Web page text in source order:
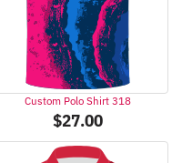
Custom Polo Shirt 318
$27.00